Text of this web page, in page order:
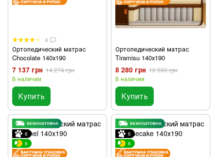
4
Ортопедический матрас
Chocolate 140х190
7 137 грн 14 274 грн
В наличии
Купить
Ортопедический матрас
Tiramisu 140х190
8 280 грн 16 560 грн
В наличии
Купить
6
6
6
6